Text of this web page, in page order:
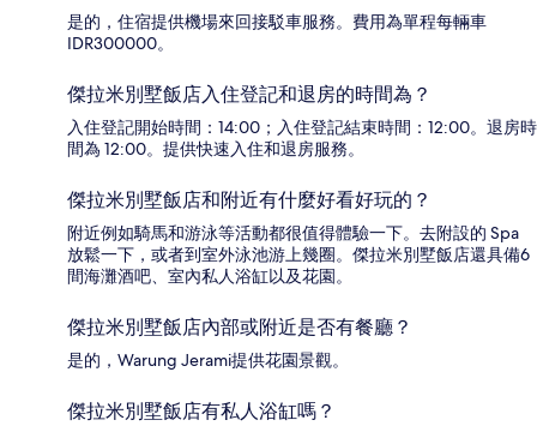
是的，住宿提供機場來回接駁車服務。費用為單程每輛車
IDR300000。
傑拉米別墅飯店入住登記和退房的時間為？
入住登記開始時間：14:00；入住登記結束時間：12:00。退房時
間為 12:00。提供快速入住和退房服務。
傑拉米別墅飯店和附近有什麼好看好玩的？
附近例如騎馬和游泳等活動都很值得體驗一下。去附設的 Spa
放鬆一下，或者到室外泳池游上幾圈。傑拉米別墅飯店還具備6
間海灘酒吧、室內私人浴缸以及花園。
傑拉米別墅飯店內部或附近是否有餐廳？
是的，Warung Jerami提供花園景觀。
傑拉米別墅飯店有私人浴缸嗎？